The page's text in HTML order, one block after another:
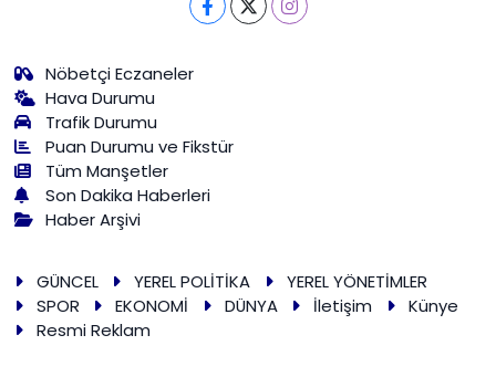
Nöbetçi Eczaneler
Hava Durumu
Trafik Durumu
Puan Durumu ve Fikstür
Tüm Manşetler
Son Dakika Haberleri
Haber Arşivi
GÜNCEL YEREL POLİTİKA
YEREL YÖNETİMLER
SPOR
EKONOMİ DÜNYA İletişim
Künye
Resmi Reklam